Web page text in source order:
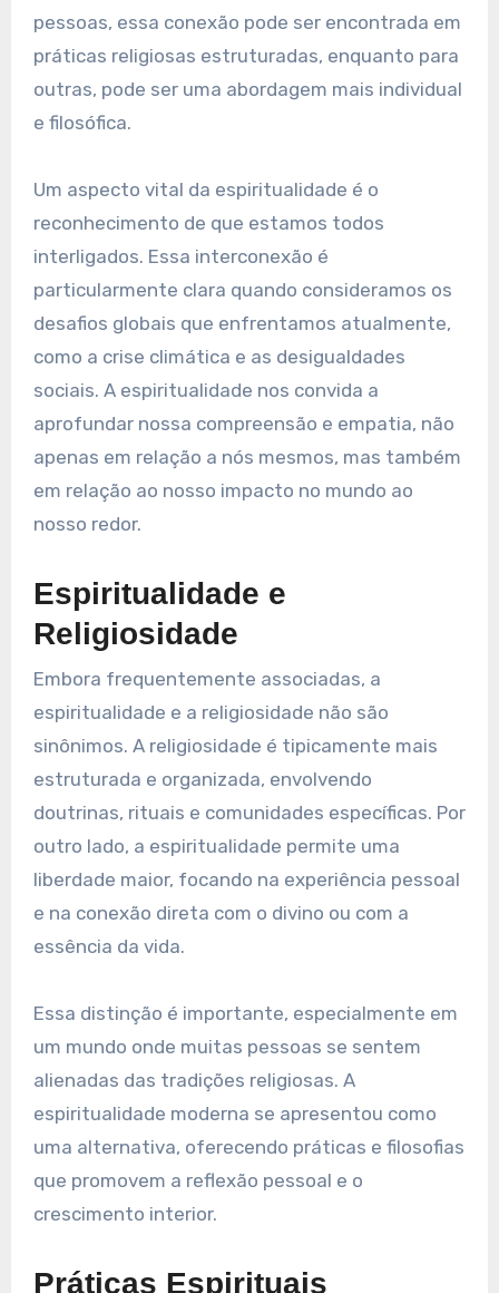
pessoas, essa conexão pode ser encontrada em
práticas religiosas estruturadas, enquanto para
outras, pode ser uma abordagem mais individual
e filosófica.
Um aspecto vital da espiritualidade é o
reconhecimento de que estamos todos
interligados. Essa interconexão é
particularmente clara quando consideramos os
desafios globais que enfrentamos atualmente,
como a crise climática e as desigualdades
sociais. A espiritualidade nos convida a
aprofundar nossa compreensão e empatia, não
apenas em relação a nós mesmos, mas também
em relação ao nosso impacto no mundo ao
nosso redor.
Espiritualidade e
Religiosidade
Embora frequentemente associadas, a
espiritualidade e a religiosidade não são
sinônimos. A religiosidade é tipicamente mais
estruturada e organizada, envolvendo
doutrinas, rituais e comunidades específicas. Por
outro lado, a espiritualidade permite uma
liberdade maior, focando na experiência pessoal
e na conexão direta com o divino ou com a
essência da vida.
Essa distinção é importante, especialmente em
um mundo onde muitas pessoas se sentem
alienadas das tradições religiosas. A
espiritualidade moderna se apresentou como
uma alternativa, oferecendo práticas e filosofias
que promovem a reflexão pessoal e o
crescimento interior.
Práticas Espirituais